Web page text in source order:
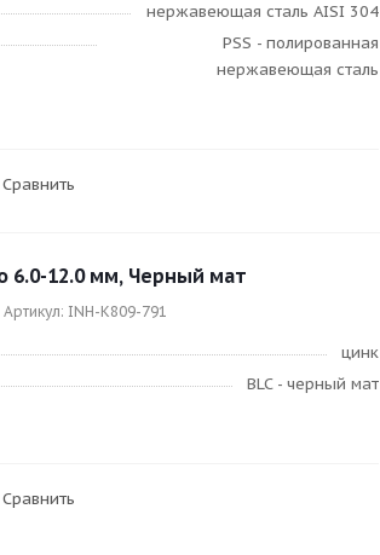
нержавеющая сталь AISI 304
PSS - полированная
нержавеющая сталь
Сравнить
6.0-12.0 мм, Черный мат
Артикул: INH-K809-791
цинк
BLC - черный мат
Сравнить